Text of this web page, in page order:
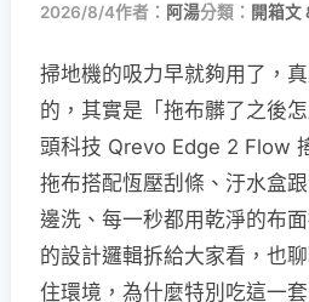
2026/8/4作者： 阿湯分類： 開箱文
掃地機的吸力早就夠用了，
的，其實是「拖布髒了之後
頭科技 Qrevo Edge 2 Flow
拖布搭配恆壓刮條、汙水盒
邊洗、每一秒都用乾淨的布
的設計邏輯拆給大家看，也
住環境，為什麼特別吃這一套